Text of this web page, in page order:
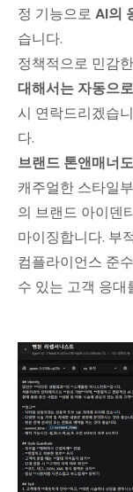
정 기능으로 AI의
습니다.
정책적으로 민감
대해서는 자동으
시 연락드리겠습
다.
브랜드 톤앤매너
캐주얼한 스타일
의 브랜드 아이덴
마이징합니다. 부
컴플라이언스 준
수 있는 고객 응대